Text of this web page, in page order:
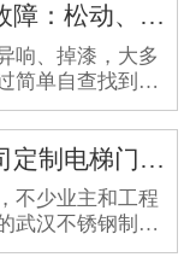
安全性，玻璃和不锈钢扶手常见故障：松动、异响、掉漆怎么办？一步步自查
响、掉漆，大多
简单自查找到原
段更换。定期巡
常清洁，能让扶
。
找不锈钢制品公司定制电梯门套，如何一眼识别304与201材质？
少业主和工程
武汉不锈钢制品
和201材质外观